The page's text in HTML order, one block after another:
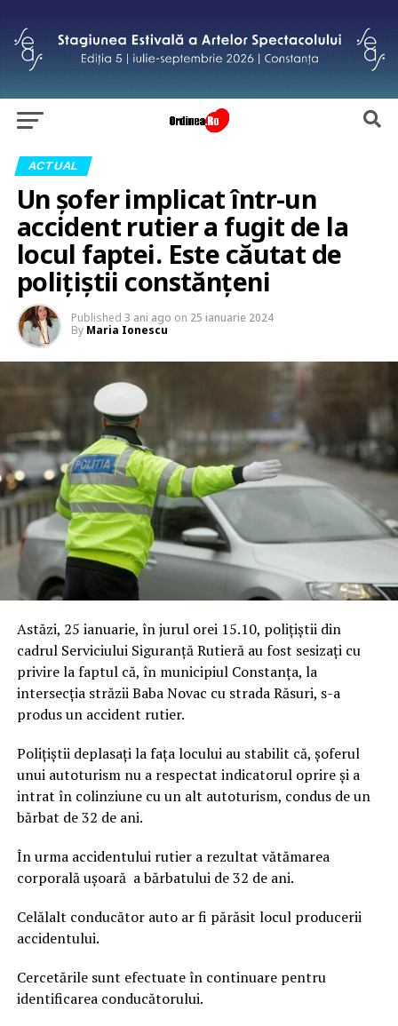
ACTUAL
Un șofer implicat într-un
accident rutier a fugit de la
locul faptei. Este căutat de
polițiștii constănțeni
Published 3 ani ago on 25 ianuarie 2024
By Maria Ionescu
Astăzi, 25 ianuarie, în jurul orei 15.10, polițiștii din
cadrul Serviciului Siguranță Rutieră au fost sesizați cu
privire la faptul că, în municipiul Constanța, la
intersecția străzii Baba Novac cu strada Răsuri, s-a
produs un accident rutier.
Polițiștii deplasați la fața locului au stabilit că, șoferul
unui autoturism nu a respectat indicatorul oprire și a
intrat în colinziune cu un alt autoturism, condus de un
bărbat de 32 de ani.
În urma accidentului rutier a rezultat vătămarea
corporală ușoară a bărbatului de 32 de ani.
Celălalt conducător auto ar fi părăsit locul producerii
accidentului.
Cercetările sunt efectuate în continuare pentru
identificarea conducătorului.